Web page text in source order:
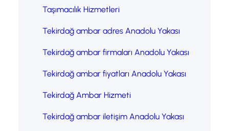
Taşımacılık Hizmetleri
Tekirdağ ambar adres Anadolu Yakası
Tekirdağ ambar firmaları Anadolu Yakası
Tekirdağ ambar fiyatları Anadolu Yakası
Tekirdağ Ambar Hizmeti
Tekirdağ ambar iletişim Anadolu Yakası